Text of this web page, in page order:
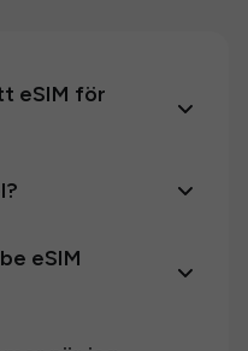
eSIM för
eSIM